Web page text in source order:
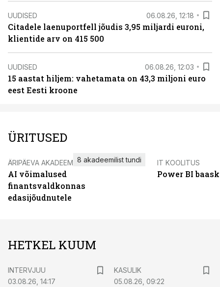
UUDISED 06.08.26, 12:18
Citadele laenuportfell jõudis 3,95 miljardi euroni,
klientide arv on 415 500
UUDISED 06.08.26, 12:03
15 aastat hiljem: vahetamata on 43,3 miljoni euro
eest Eesti kroone
ÜRITUSED
ÄRIPÄEVA AKADEEMIA
AI võimalused
finantsvaldkonnas
edasijõudnutele
8 akadeemilist tundi IT KOOLITUS
Power BI
HETKEL KUUM
INTERVJUU
03.08.26, 14:17
KASULIK
05.08.26, 09:22